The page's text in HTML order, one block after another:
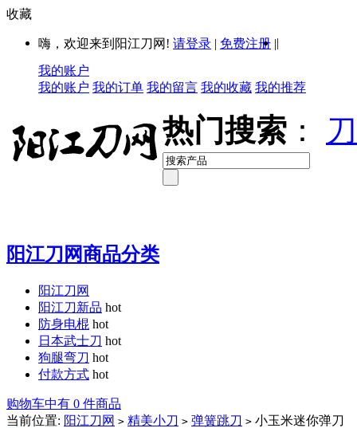
收藏
嗨，欢迎来到阳江刀网! 请登录 | 免费注册 ||
我的账户
我的账户 我的订单 我的留言 我的收藏 我的推荐
热门搜索 ：
阳江刀网商品分类
阳江刀网
阳江刀新品 hot
防身电棍 hot
日本武士刀 hot
狗腿弯刀 hot
付款方式 hot
购物车中有 0 件商品
当前位置: 阳江刀网 > 精美小刀 > 弹簧跳刀 > 小玉米迷你弹刀